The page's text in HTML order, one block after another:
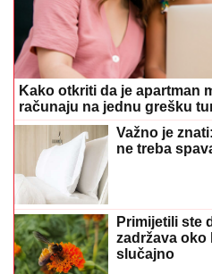
Kako otkriti da je apartman
računaju na jednu grešku
Važno je
ne treba
Primijetili ste
zadržava oko
slučajno